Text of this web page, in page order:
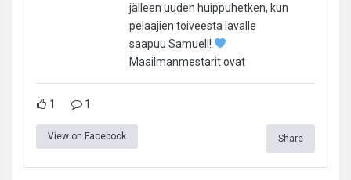
jälleen uuden huippuhetken, kun
pelaajien toiveesta lavalle
saapuu Samuell!
Maailmanmestarit ovat
1 1
View on Facebook Share